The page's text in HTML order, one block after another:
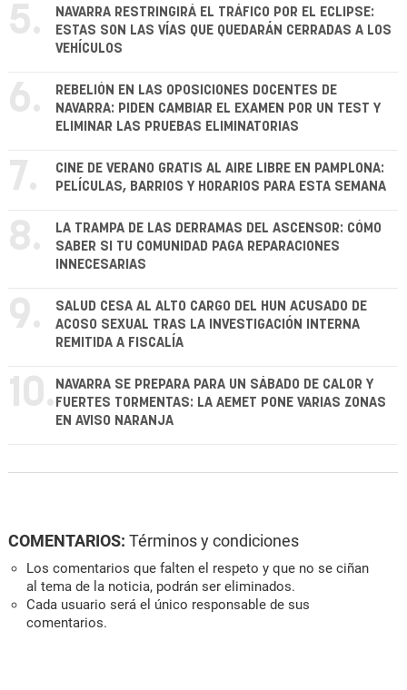
5.
NAVARRA RESTRINGIRÁ EL TRÁFICO POR EL ECLIPSE:
ESTAS SON LAS VÍAS QUE QUEDARÁN CERRADAS A LOS
VEHÍCULOS
6.
REBELIÓN EN LAS OPOSICIONES DOCENTES DE
NAVARRA: PIDEN CAMBIAR EL EXAMEN POR UN TEST Y
ELIMINAR LAS PRUEBAS ELIMINATORIAS
7.
CINE DE VERANO GRATIS AL AIRE LIBRE EN PAMPLONA:
PELÍCULAS, BARRIOS Y HORARIOS PARA ESTA SEMANA
8.
LA TRAMPA DE LAS DERRAMAS DEL ASCENSOR: CÓMO
SABER SI TU COMUNIDAD PAGA REPARACIONES
INNECESARIAS
9.
SALUD CESA AL ALTO CARGO DEL HUN ACUSADO DE
ACOSO SEXUAL TRAS LA INVESTIGACIÓN INTERNA
REMITIDA A FISCALÍA
10. NAVARRA SE PREPARA PARA UN SÁBADO DE CALOR Y
FUERTES TORMENTAS: LA AEMET PONE VARIAS ZONAS
EN AVISO NARANJA
COMENTARIOS: Términos y condiciones
Los comentarios que falten el respeto y que no se ciñan
al tema de la noticia, podrán ser eliminados.
Cada usuario será el único responsable de sus
comentarios.